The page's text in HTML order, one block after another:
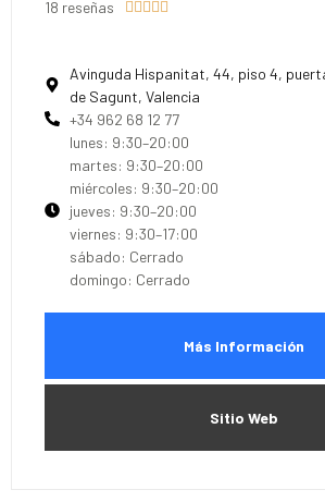
18 reseñas 
Avinguda Hispanitat, 44, piso 4,
de Sagunt, Valencia
+34 962 68 12 77
lunes: 9:30–20:00
martes: 9:30–20:00
miércoles: 9:30–20:00
jueves: 9:30–20:00
viernes: 9:30–17:00
sábado: Cerrado
domingo: Cerrado
Más Información
Sitio Web